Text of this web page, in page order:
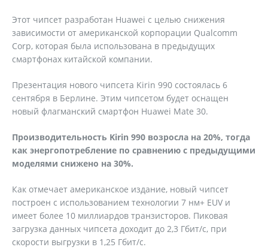
Этот чипсет разработан Huawei с целью снижения
зависимости от американской корпорации Qualcomm
Corp, которая была использована в предыдущих
смартфонах китайской компании.
Презентация нового чипсета Kirin 990 состоялась 6
сентября в Берлине. Этим чипсетом будет оснащен
новый флагманский смартфон Huawei Mate 30.
Производительность Kirin 990 возросла на 20%, тогда
как энергопотребление по сравнению с предыдущими
моделями снижено на 30%.
Как отмечает американское издание, новый чипсет
построен с использованием технологии 7 нм+ EUV и
имеет более 10 миллиардов транзисторов. Пиковая
загрузка данных чипсета доходит до 2,3 Гбит/с, при
скорости выгрузки в 1,25 Гбит/с.